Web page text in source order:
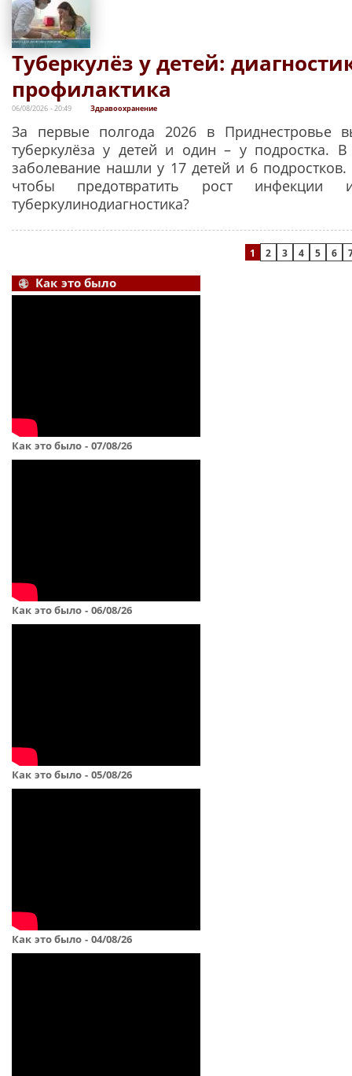
Туберкулёз у детей:
профилактика
06/08/2026 - 20:49 Здравоохранение
За первые полгода 2026 в Приднестровье
туберкулёза у детей и один – у подростка.
заболевание нашли у 17 детей и 6
чтобы предотвратить рост инфекции
туберкулинодиагностика?
1 2 3 4 5 6
Как это было
Как это было - 07/08/26
Как это было - 06/08/26
Как это было - 05/08/26
Как это было - 04/08/26